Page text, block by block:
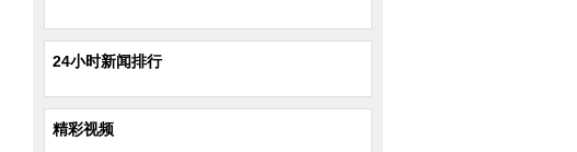
24小时新闻排行
精彩视频